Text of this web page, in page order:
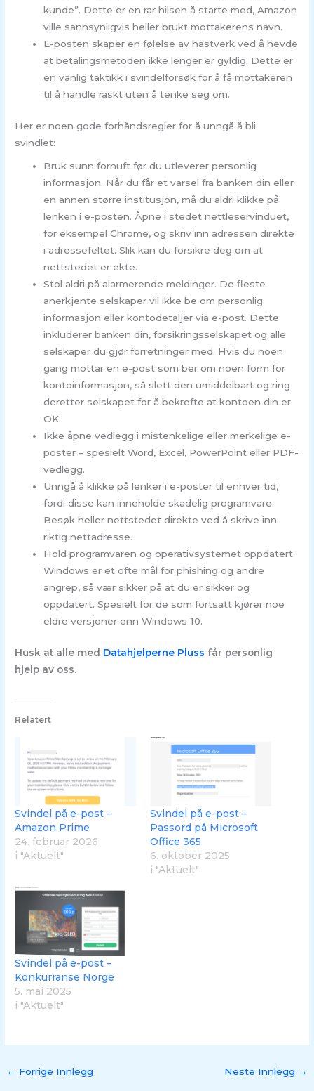
kunde”. Dette er en rar hilsen å starte med, Amazon
ville sannsynligvis heller brukt mottakerens navn.
E-posten skaper en følelse av hastverk ved å hevde
at betalingsmetoden ikke lenger er gyldig. Dette er
en vanlig taktikk i svindelforsøk for å få mottakeren
til å handle raskt uten å tenke seg om.
Her er noen gode forhåndsregler for å unngå å bli
svindlet:
Bruk sunn fornuft før du utleverer personlig
informasjon. Når du får et varsel fra banken din eller
en annen større institusjon, må du aldri klikke på
lenken i e-posten. Åpne i stedet nettleservinduet,
for eksempel Chrome, og skriv inn adressen direkte
i adressefeltet. Slik kan du forsikre deg om at
nettstedet er ekte.
Stol aldri på alarmerende meldinger. De fleste
anerkjente selskaper vil ikke be om personlig
informasjon eller kontodetaljer via e-post. Dette
inkluderer banken din, forsikringsselskapet og alle
selskaper du gjør forretninger med. Hvis du noen
gang mottar en e-post som ber om noen form for
kontoinformasjon, så slett den umiddelbart og ring
deretter selskapet for å bekrefte at kontoen din er
OK.
Ikke åpne vedlegg i mistenkelige eller merkelige e-
poster – spesielt Word, Excel, PowerPoint eller PDF-
vedlegg.
Unngå å klikke på lenker i e-poster til enhver tid,
fordi disse kan inneholde skadelig programvare.
Besøk heller nettstedet direkte ved å skrive inn
riktig nettadresse.
Hold programvaren og operativsystemet oppdatert.
Windows er et ofte mål for phishing og andre
angrep, så vær sikker på at du er sikker og
oppdatert. Spesielt for de som fortsatt kjører noe
eldre versjoner enn Windows 10.
Husk at alle med Datahjelperne Pluss får personlig
hjelp av oss.
Relatert
Svindel på e-post –
Amazon Prime
24. februar 2026
i "Aktuelt"
Svindel på e-post –
Passord på Microsoft
Office 365
6. oktober 2025
i "Aktuelt"
Svindel på e-post –
Konkurranse Norge
5. mai 2025
i "Aktuelt"
← Forrige Innlegg Neste Innlegg →